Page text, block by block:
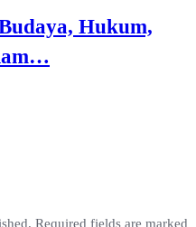
Hukum,
Required fields are marked